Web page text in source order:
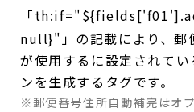
「
null}"」の記載により、郵
が使用するに設定されて
ンを生成するタグです。
※郵便番号住所自動補完はオ